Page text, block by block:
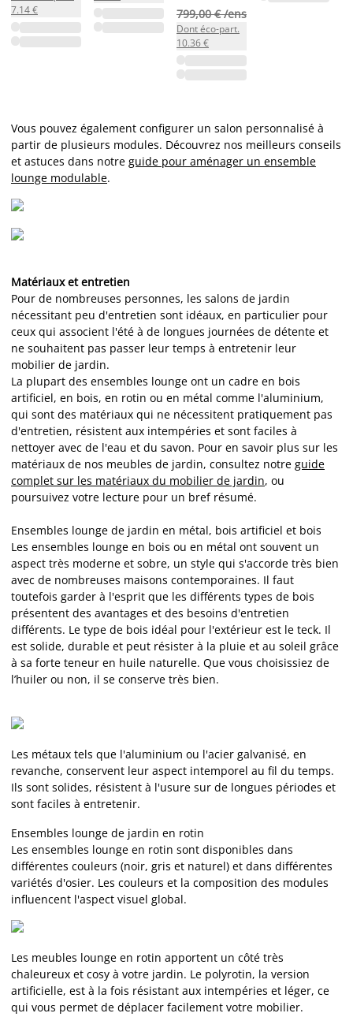
7.14 €
799,00 € /ens
Dont éco-part.
10.36 €
Vous pouvez également configurer un salon personnalisé à
partir de plusieurs modules. Découvrez nos meilleurs conseils
et astuces dans notre guide pour aménager un ensemble
lounge modulable.
Matériaux et entretien
Pour de nombreuses personnes, les salons de jardin
nécessitant peu d'entretien sont idéaux, en particulier pour
ceux qui associent l'été à de longues journées de détente et
ne souhaitent pas passer leur temps à entretenir leur
mobilier de jardin.
La plupart des ensembles lounge ont un cadre en bois
artificiel, en bois, en rotin ou en métal comme l'aluminium,
qui sont des matériaux qui ne nécessitent pratiquement pas
d'entretien, résistent aux intempéries et sont faciles à
nettoyer avec de l'eau et du savon. Pour en savoir plus sur les
matériaux de nos meubles de jardin, consultez notre guide
complet sur les matériaux du mobilier de jardin, ou
poursuivez votre lecture pour un bref résumé.
Ensembles lounge de jardin en métal, bois artificiel et bois
Les ensembles lounge en bois ou en métal ont souvent un
aspect très moderne et sobre, un style qui s'accorde très bien
avec de nombreuses maisons contemporaines. Il faut
toutefois garder à l'esprit que les différents types de bois
présentent des avantages et des besoins d'entretien
différents. Le type de bois idéal pour l'extérieur est le teck. Il
est solide, durable et peut résister à la pluie et au soleil grâce
à sa forte teneur en huile naturelle. Que vous choisissiez de
l’huiler ou non, il se conserve très bien.
Les métaux tels que l'aluminium ou l'acier galvanisé, en
revanche, conservent leur aspect intemporel au fil du temps.
Ils sont solides, résistent à l'usure sur de longues périodes et
sont faciles à entretenir.
Ensembles lounge de jardin en rotin
Les ensembles lounge en rotin sont disponibles dans
différentes couleurs (noir, gris et naturel) et dans différentes
variétés d'osier. Les couleurs et la composition des modules
influencent l'aspect visuel global.
Les meubles lounge en rotin apportent un côté très
chaleureux et cosy à votre jardin. Le polyrotin, la version
artificielle, est à la fois résistant aux intempéries et léger, ce
qui vous permet de déplacer facilement votre mobilier.